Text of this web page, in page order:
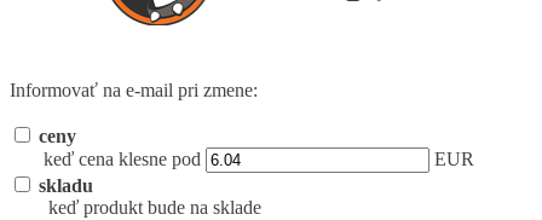
Informovať na e-mail pri zmene:
ceny
keď cena klesne pod
EUR
skladu
keď produkt bude na sklade